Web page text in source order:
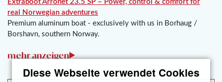
Diese Webseite verwendet Cookies
Extraboot Arronet 23.5 SP – Power, control & comfort for
real Norwegian adventures
Premium aluminum boat - exclusively with us in Borhaug /
Borshavn, southern Norway.